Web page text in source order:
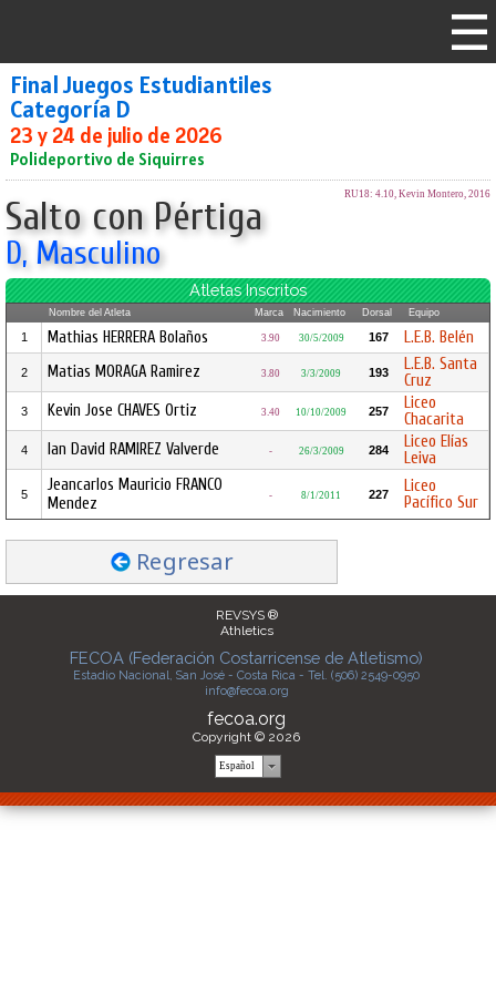
Final Juegos Estudiantiles
Categoría D
23 y 24 de julio de 2026
Polideportivo de Siquirres
RU18: 4.10, Kevin Montero, 2016
Salto con Pértiga
D, Masculino
Atletas Inscritos
Nombre del Atleta Marca Nacimiento Dorsal Equipo
1 Mathias HERRERA Bolaños 3.90 30/5/2009 167 L.E.B. Belén
2 Matias MORAGA Ramirez 3.80 3/3/2009 193
L.E.B. Santa
Cruz
3 Kevin Jose CHAVES Ortiz 3.40 10/10/2009 257
Liceo
Chacarita
4 Ian David RAMIREZ Valverde - 26/3/2009 284
Liceo Elías
Leiva
5
Jeancarlos Mauricio FRANCO
Mendez
- 8/1/2011 227
Liceo
Pacífico Sur
Regresar
REVSYS ®
Athletics
FECOA (Federación Costarricense de Atletismo)
Estadio Nacional, San José - Costa Rica - Tel. (506) 2549-0950
info@fecoa.org
fecoa.org
Copyright © 2026